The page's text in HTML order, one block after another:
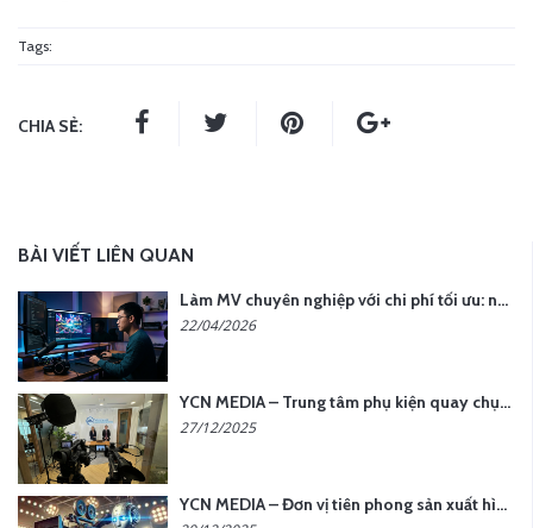
Tags:
CHIA SẺ:
BÀI VIẾT LIÊN QUAN
Làm MV chuyên nghiệp với chi phí tối ưu: nên chọn quay thực tế hay video AI?
22/04/2026
YCN MEDIA – Trung tâm phụ kiện quay chụp tại Hà Nội
27/12/2025
YCN MEDIA – Đơn vị tiên phong sản xuất hình ảnh & âm thanh bằng AI tại Hà Nội